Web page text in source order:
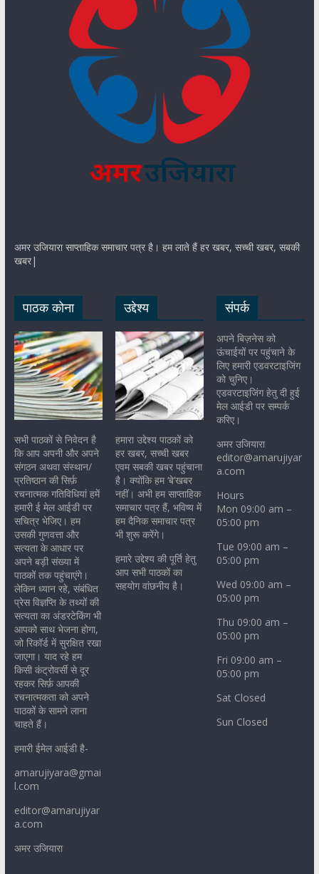
अमर उजियारा साप्ताहिक समाचार पत्र है। हम लाते हैं हर खबर, सच्ची खबर, सबकी
खबर|
पाठक कोना
सभी पाठकों से निवेदन है
कि आप अपनी और अपने
संगठन अथवा संस्थान/
प्रतिष्ठान की सिर्फ़
रचनात्मक गतिविधियां हमें
हमारी ई मेल आईडी पर
सचित्र भेजिए। हम
उसकी गुणवत्ता और
सत्यता के आधार पर
अपने बड़ी संख्या में
पाठकों तक पहुंचाएंगे।
लेकिन ध्यान रहे, संबंधित
प्रेस विज्ञप्ति के तथ्यों की
सत्यता का अंडरटेकिंग भी
आपको साथ भेजना होगा,
जो रिकॉर्ड में सुरक्षित रखा
जाएगा। याद रहे हम
किसी कंट्रोवर्सी से दूर
रहकर सिर्फ़ आपकी
रचनात्मकता को अपने
पाठकों के सामने लाना
चाहते हैं।
हमारी ईमेल आईडी है-
amarujiyara@gmai
l.com
editor@amarujiyar
a.com
अमर उजियारा
उद्देश्य
हमारा उद्देश्य पाठकों को
हर खबर, सच्ची खबर
एवम सबकी खबर पहुंचाना
है। क्योंकि हम ‘बे’खबर
नहीं। अभी हम साप्ताहिक
समाचार पत्र हैं, भविष्य में
हम दैनिक समाचार पत्र
भी शुरू करेंगे।
हमारे उद्देश्य की पूर्ति हेतु
आप सभी पाठकों का
सहयोग वांछनीय है।
संपर्क
अपने बिज़नेस को
ऊंचाईयों पर पहुंचाने के
लिए हमारी एडवरटाइजिंग
को चुनिए।
एडवरटाइजिंग हेतु दी हुई
मेल आईडी पर सम्पर्क
करिए।
अमर उजियारा
editor@amarujiyar
a.com
Hours
Mon 09:00 am –
05:00 pm
Tue 09:00 am –
05:00 pm
Wed 09:00 am –
05:00 pm
Thu 09:00 am –
05:00 pm
Fri 09:00 am –
05:00 pm
Sat Closed
Sun Closed